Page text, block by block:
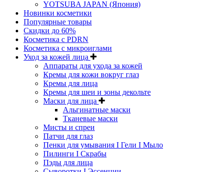
YOTSUBA JAPAN (Япония)
Новинки косметики
Популярные товары
Скидки до 60%
Косметика с PDRN
Косметика с микроиглами
Уход за кожей лица
Аппараты для ухода за кожей
Кремы для кожи вокруг глаз
Кремы для лица
Кремы для шеи и зоны декольте
Маски для лица
Альгинатные маски
Тканевые маски
Мисты и спреи
Патчи для глаз
Пенки для умывания I Гели I Мыло
Пилинги I Cкрабы
Пэды для лица